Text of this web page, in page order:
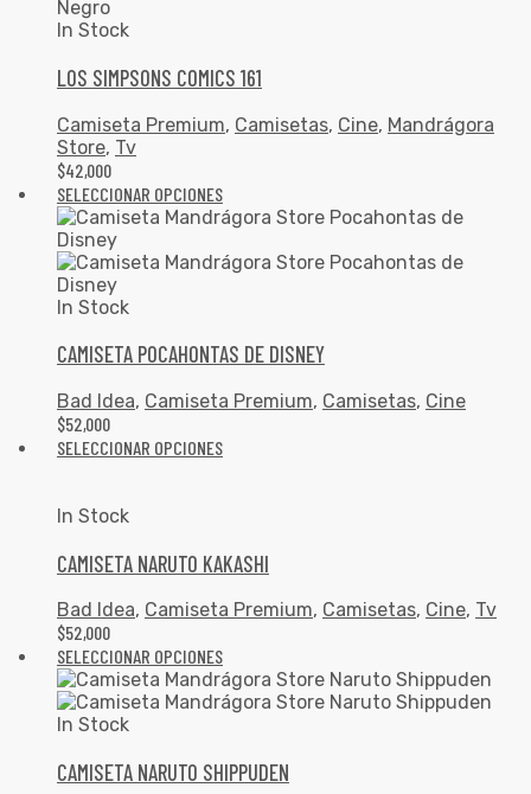
In Stock
LOS SIMPSONS COMICS 161
Camiseta Premium, Camisetas, Cine, Mandrágora
Store, Tv
$42,000
SELECCIONAR OPCIONES
In Stock
CAMISETA POCAHONTAS DE DISNEY
Bad Idea, Camiseta Premium, Camisetas, Cine
$52,000
SELECCIONAR OPCIONES
In Stock
CAMISETA NARUTO KAKASHI
Bad Idea, Camiseta Premium, Camisetas, Cine, Tv
$52,000
SELECCIONAR OPCIONES
In Stock
CAMISETA NARUTO SHIPPUDEN